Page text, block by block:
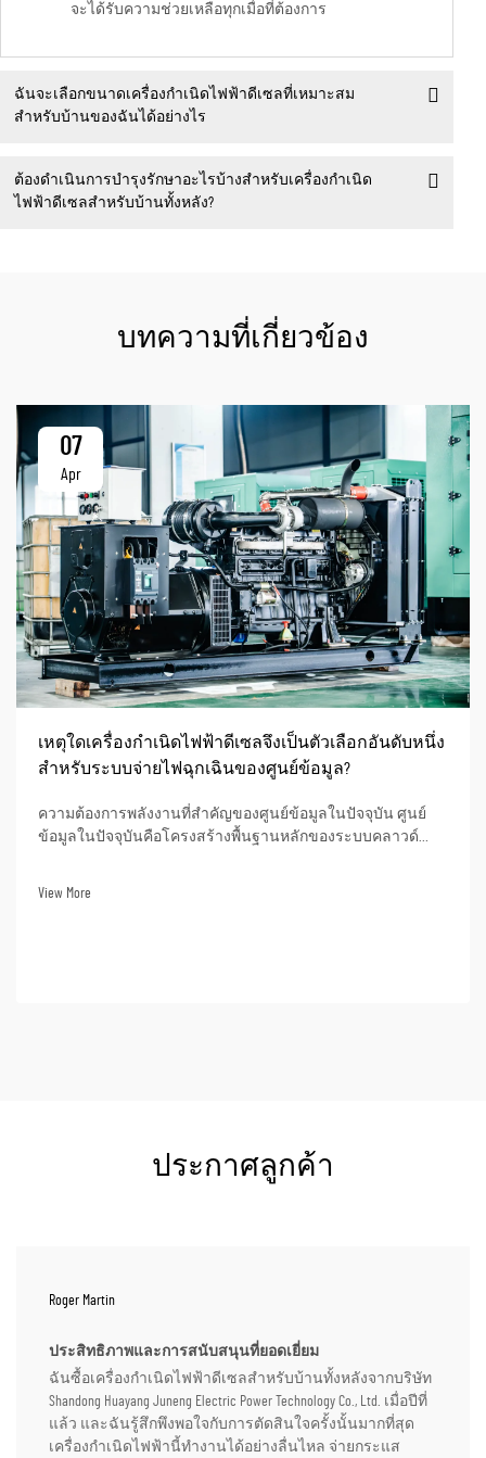
จะได้รับความช่วยเหลือทุกเมื่อที่ต้องการ
ฉันจะเลือกขนาดเครื่องกำเนิดไฟฟ้าดีเซลที่เหมาะสม
สำหรับบ้านของฉันได้อย่างไร
ต้องดำเนินการบำรุงรักษาอะไรบ้างสำหรับเครื่องกำเนิด
ไฟฟ้าดีเซลสำหรับบ้านทั้งหลัง?
บทความที่เกี่ยวข้อง
07
Apr
เหตุใดเครื่องกำเนิดไฟฟ้าดีเซลจึงเป็นตัวเลือกอันดับหนึ่ง
สำหรับระบบจ่ายไฟฉุกเฉินของศูนย์ข้อมูล?
ความต้องการพลังงานที่สำคัญของศูนย์ข้อมูลในปัจจุบัน ศูนย์
ข้อมูลในปัจจุบันคือโครงสร้างพื้นฐานหลักของระบบคลาวด์
View More
ประกาศลูกค้า
Roger Martin
ประสิทธิภาพและการสนับสนุนที่ยอดเยี่ยม
ฉันซื้อเครื่องกำเนิดไฟฟ้าดีเซลสำหรับบ้านทั้งหลังจากบริษัท
Shandong Huayang Juneng Electric Power Technology Co., Ltd. เมื่อปีที่
แล้ว และฉันรู้สึกพึงพอใจกับการตัดสินใจครั้งนั้นมากที่สุด
เครื่องกำเนิดไฟฟ้านี้ทำงานได้อย่างลื่นไหล จ่ายกระแส